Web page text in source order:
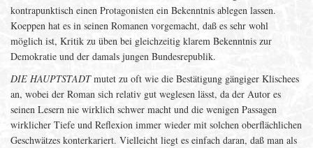
kontrapunktisch einen Protagonisten ein Bekenntnis ablegen lassen.
Koeppen hat es in seinen Romanen vorgemacht, daß es sehr wohl
möglich ist, Kritik zu üben bei gleichzeitig klarem Bekenntnis zur
Demokratie und der damals jungen Bundesrepublik.
DIE HAUPTSTADTmutet zu oft wie die Bestätigung gängiger Klischees
an, wobei der Roman sich relativ gut weglesen lässt, da der Autor es
seinen Lesern nie wirklich schwer macht und die wenigen Passagen
wirklicher Tiefe und Reflexion immer wieder mit solchen oberflächlichen
Geschwätzes konterkariert. Vielleicht liegt es einfach daran, daß man als